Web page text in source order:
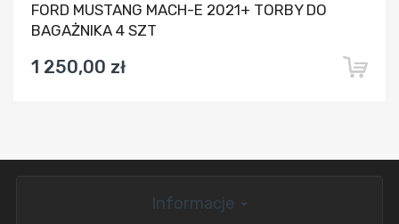
FORD MUSTANG MACH-E 2021+ TORBY DO
BAGAŻNIKA 4 SZT
1 250,00 zł
Informacje